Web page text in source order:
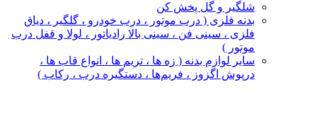
شلگیر و گل‌ پخش‌ کن
بدنه فلزی ( درب موتور ، درب خودرو ، گلگیر ، دیاق
فلزی ، سینی فن ، سینی بالا رادیاتور ، لولا و قفل درب
موتور )
سایر لوازم بدنه ( زه ها ، تریم ها ، انواع قاب ها ،
درپوش اگزوز ، فریم‌ها ، دستگیره درب ، رکاب )